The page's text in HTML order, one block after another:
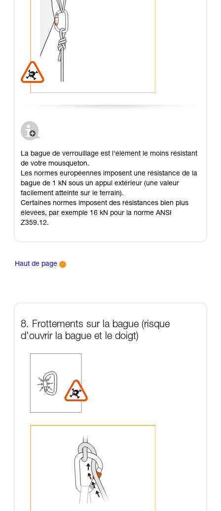
La bague de verrouillage est l'élément le moins résistant
de votre mousqueton.
Les normes européennes imposent une résistance de la
bague de 1 kN sous un appui extérieur (une valeur
facilement atteinte sur le terrain).
Certaines normes imposent des résistances bien plus
élevées, par exemple 16 kN pour la norme ANSI
Z359.12.
Haut de page
8. Frottements sur la bague (risque
d'ouvrir la bague et le doigt)